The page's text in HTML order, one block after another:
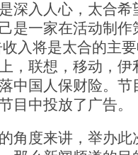
深入人心，太合
是一家在活动制
入将是太合的主
，联想，移动，
中国人保财险。
目中投放了广告。
度来讲，举办此